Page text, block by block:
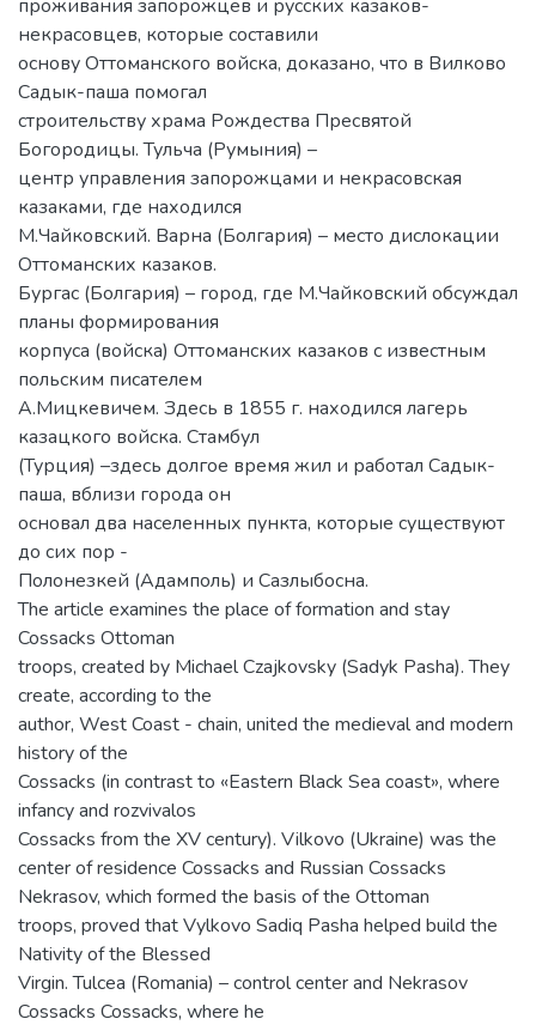
проживания запорожцев и русских казаков-
некрасовцев, которые составили
основу Оттоманского войска, доказано, что в Вилково
Садык-паша помогал
строительству храма Рождества Пресвятой
Богородицы. Тульча (Румыния) –
центр управления запорожцами и некрасовская
казаками, где находился
М.Чайковский. Варна (Болгария) – место дислокации
Оттоманских казаков.
Бургас (Болгария) – город, где М.Чайковский обсуждал
планы формирования
корпуса (войска) Оттоманских казаков с известным
польским писателем
А.Мицкевичем. Здесь в 1855 г. находился лагерь
казацкого войска. Стамбул
(Турция) –здесь долгое время жил и работал Садык-
паша, вблизи города он
основал два населенных пункта, которые существуют
до сих пор -
Полонезкей (Адамполь) и Сазлыбосна.
The article examines the place of formation and stay
Cossacks Ottoman
troops, created by Michael Czajkovsky (Sadyk Pasha). They
create, according to the
author, West Coast - chain, united the medieval and modern
history of the
Cossacks (in contrast to «Eastern Black Sea coast», where
infancy and rozvivalos
Cossacks from the XV century). Vіlkovo (Ukraine) was the
center of residence Cossacks and Russian Cossacks
Nekrasov, which formed the basis of the Ottoman
troops, proved that Vylkovo Sadiq Pasha helped build the
Nativity of the Blessed
Virgin. Tulcea (Romania) – control center and Nekrasov
Cossacks Cossacks, where he